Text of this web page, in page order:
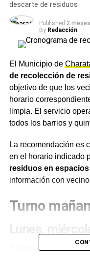
descarte de residuos
Published 2
By Redacción
El Municipio de
de recolección de
objetivo de que los
horario
limpia. El servicio
todos los barrios y
La recomendación es
en el horario indicado
residuos en
información con
Turno
Cuadrado